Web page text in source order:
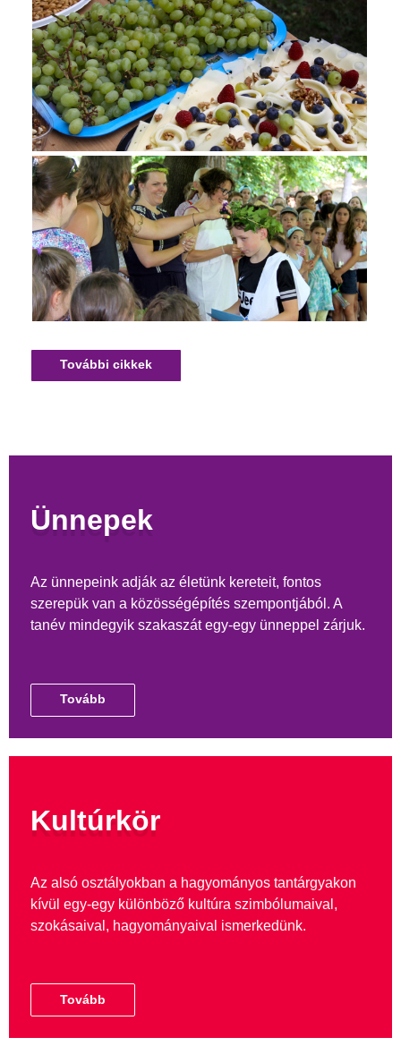
További cikkek
Ünnepek
Az ünnepeink adják az életünk kereteit, fontos
szerepük van a közösségépítés szempontjából. A
tanév mindegyik szakaszát egy-egy ünneppel zárjuk.
Tovább
Kultúrkör
Az alsó osztályokban a hagyományos tantárgyakon
kívül egy-egy különböző kultúra szimbólumaival,
szokásaival, hagyományaival ismerkedünk.
Tovább